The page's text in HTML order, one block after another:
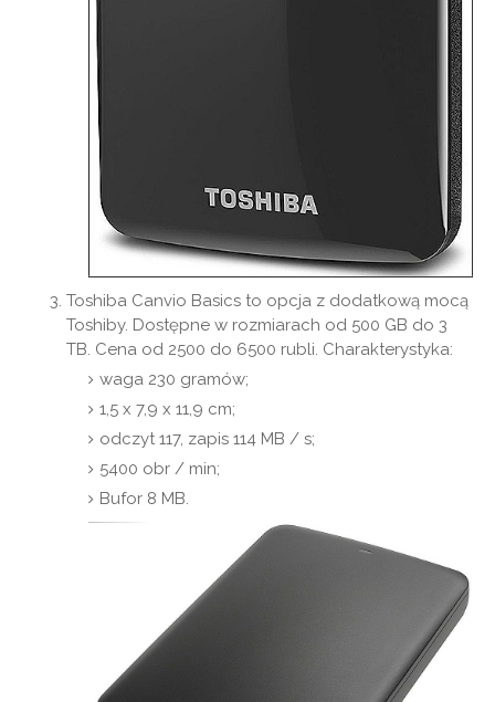
Toshiba Canvio Basics to opcja z dodatkową mocą
Toshiby. Dostępne w rozmiarach od 500 GB do 3
TB. Cena od 2500 do 6500 rubli. Charakterystyka:
waga 230 gramów;
1,5 x 7,9 x 11,9 cm;
odczyt 117, zapis 114 MB / s;
5400 obr / min;
Bufor 8 MB.